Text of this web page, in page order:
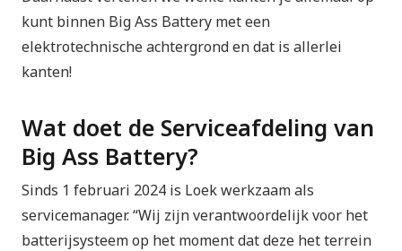
kunt binnen Big Ass Battery met een
elektrotechnische achtergrond en dat is allerlei
kanten!
Wat doet de Serviceafdeling van
Big Ass Battery?
Sinds 1 februari 2024 is Loek werkzaam als
servicemanager. “Wij zijn verantwoordelijk voor het
batterijsysteem op het moment dat deze het terrein